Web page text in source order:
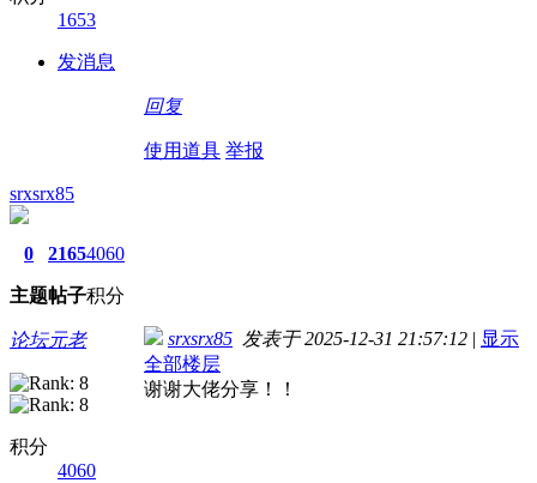
1653
发消息
回复
使用道具 举报
srxsrx85
0
主题
2165
帖子
4060
积分
论坛元老
积分
4060
srxsrx85 发表于 2025-12-31 21:57:12 | 显示
全部楼层
谢谢大佬分享！！